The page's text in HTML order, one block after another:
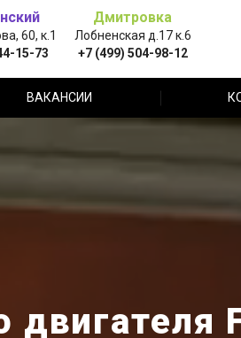
60, к.1
15-73
Дмитровка
Лобненская д.17 к.6
+7 (499) 504-98-12
ВАКАНСИИ